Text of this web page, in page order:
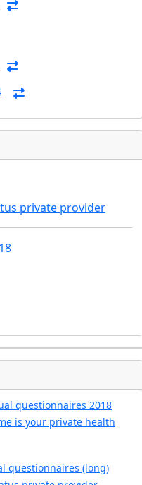
private provider
questionnaires 2018
is your private health
questionnaires (long)